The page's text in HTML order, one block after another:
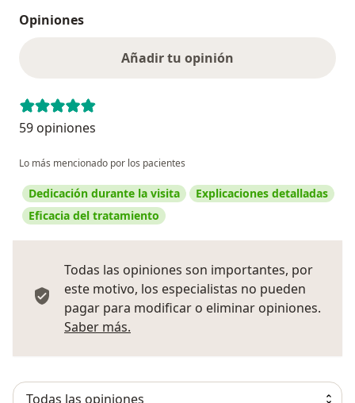
Opiniones
Añadir tu opinión
59 opiniones
Lo más mencionado por los pacientes
Dedicación durante la visita
Explicaciones detalladas
Eficacia del tratamiento
Todas las opiniones son importantes, por
este motivo, los especialistas no pueden
pagar para modificar o eliminar opiniones.
Saber más.